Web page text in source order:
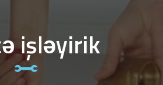
işləyirik